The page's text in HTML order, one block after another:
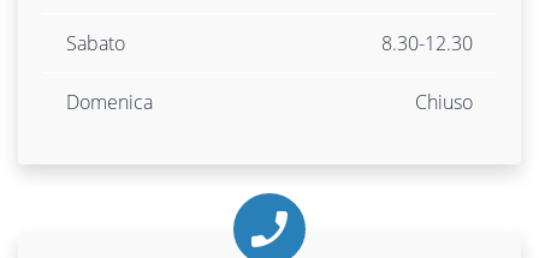
Sabato 8.30-12.30
Domenica Chiuso